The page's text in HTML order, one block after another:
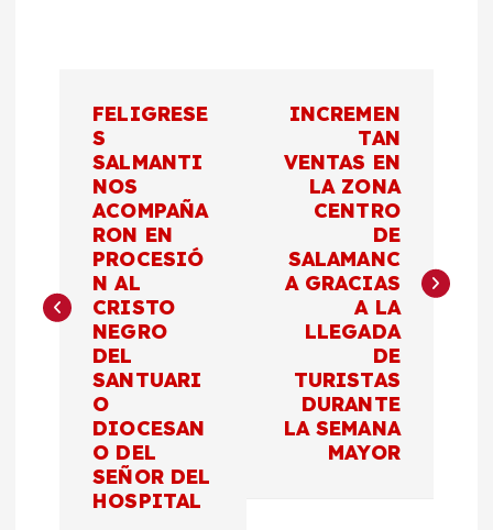
g
FELIGRESE
S
SALMANTI
NOS
ACOMPAÑA
RON EN
PROCESIÓ
N AL
CRISTO
NEGRO
DEL
SANTUARI
O
DIOCESAN
O DEL
SEÑOR DEL
HOSPITAL
INCREMEN
TAN
VENTAS EN
LA ZONA
CENTRO
DE
SALAMANC
A GRACIAS
A LA
LLEGADA
DE
TURISTAS
DURANTE
LA SEMANA
MAYOR